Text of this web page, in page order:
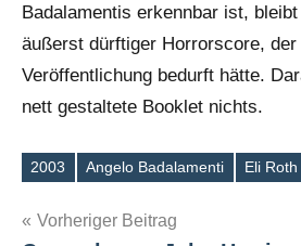
Badalamentis erkennbar ist, bleibt
äußerst dürftiger Horrorscore,
Veröffentlichung bedurft hätte.
nett gestaltete Booklet nichts.
Schlagwörter
2003 Angelo Badalamenti Eli Roth
Beitragsnavigation
Vorheriger Beitrag